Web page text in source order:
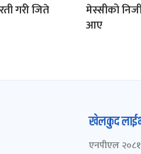
गरी जिते
मेस्सीको
आए
खेलकुद
एनपीएल २०८१